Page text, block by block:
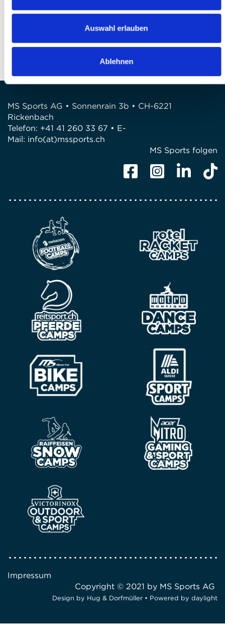
Auswahl erlauben
Ablehnen
E-Mail: info@mssports.ch
MS Sports AG • Sonnenrain 3b • CH-6221
Rickenbach
Telefon: +41 41 260 33 67 • E-
Mail: info(at)mssports.ch
MS Sports folgen
Impressum
Copyright © 2021 by MS Sports AG
Design by Hug & Dorfmüller • Powered by daylight